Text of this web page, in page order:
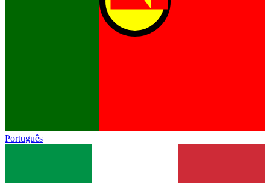
Português